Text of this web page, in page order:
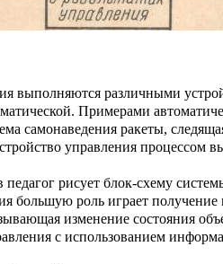
выполняются различными
Примерами
самонаведения ракеты,
управления процессом
рисует блок-схему
большую роль играет
изменение со­стояния
с использованием